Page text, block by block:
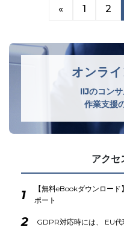
« 1 2
オンラ
IIJのコン
作業支援
アクセ
1
【無料eBookダウンロー
ポート
2 GDPR対応時には、 EU代